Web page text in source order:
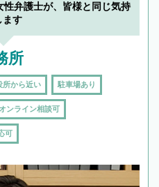
性弁護士が、皆様と同じ気持
ます
所
所から近い 駐車場あり
オンライン相談可
可